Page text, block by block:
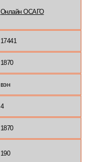
Онлайн ОСАГО
17441
1870
вэн
4
1870
190